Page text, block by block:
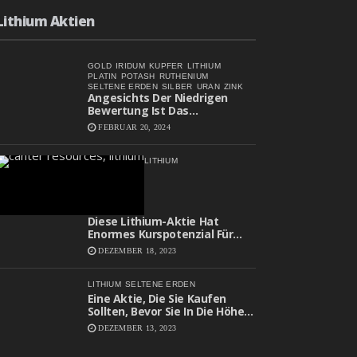
Aktien
GOLD IRIDUM KUPFER LITHIUM
PLATIN POTASH RUTHENIUM
SELTENE ERDEN SILBER URAN ZINK
Angesichts Der Niedrigen
Bewertung Ist Das
Aufwärtspotenzial Erheblich
FEBRUAR 20, 2024
LITHIUM
Diese Lithium-Aktie Hat
Enormes Kurspotenzial Für
2024DEZEMBER 18, 2023
LITHIUM SELTENE ERDEN
Eine Aktie, Die Sie Kaufen
Sollten, Bevor Sie In Die Höhe
Schießt
DEZEMBER 13, 2023